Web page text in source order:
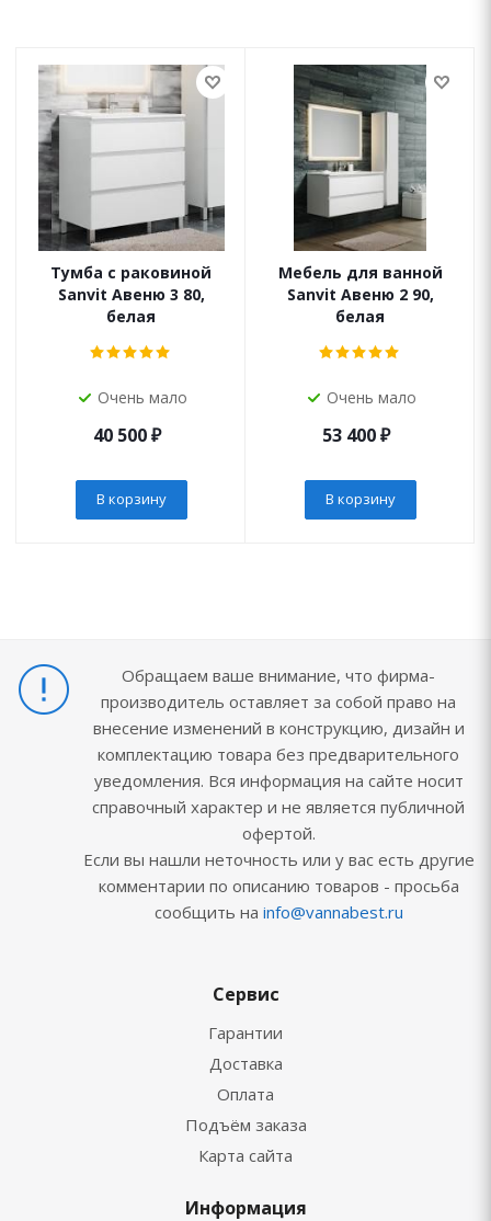
Тумба с раковиной
Sanvit Авеню 3 80,
белая
Очень мало
40 500₽
В корзину
Мебель для ванной
Sanvit Авеню 2 90,
белая
Очень мало
53 400₽
В корзину
Обращаем ваше внимание, что фирма-
производитель оставляет за собой право на
внесение изменений в конструкцию, дизайн и
комплектацию товара без предварительного
уведомления. Вся информация на сайте носит
справочный характер и не является публичной
офертой.
Если вы нашли неточность или у вас есть другие
комментарии по описанию товаров - просьба
сообщить на info@vannabest.ru
Сервис
Гарантии
Доставка
Оплата
Подъём заказа
Карта сайта
Информация